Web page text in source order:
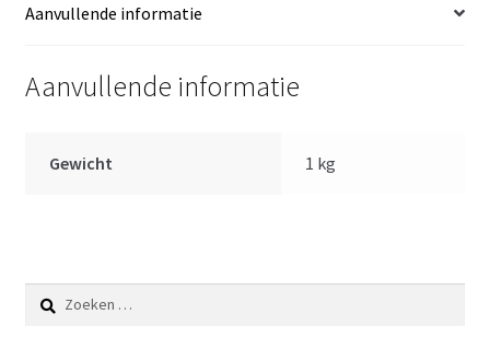
27
cm
Aanvullende informatie
Aanvullende informatie
Gewicht 1 kg
Zoeken
naar: